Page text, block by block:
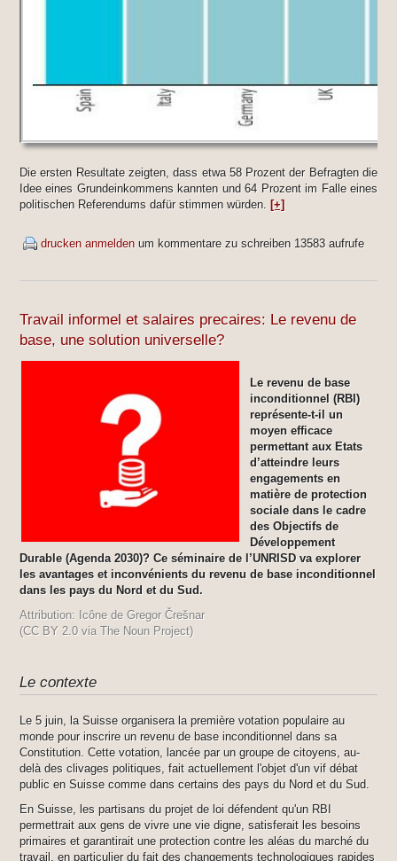
Die ersten Resultate zeigten, dass etwa 58 Prozent der Befragten die
Idee eines Grundeinkommens kannten und 64 Prozent im Falle eines
politischen Referendums dafür stimmen würden.
[+]
drucken anmeldenum kommentare zu schreiben 13583 aufrufe
Travail informel et salaires precaires: Le revenu de
base, une solution universelle?
Le revenu de base
inconditionnel (RBI)
représente-t-il un
moyen efficace
permettant aux Etats
d’atteindre leurs
engagements en
matière de protection
sociale dans le cadre
des Objectifs de
Développement
Durable (Agenda 2030)? Ce séminaire de l’UNRISD va explorer
les avantages et inconvénients du revenu de base inconditionnel
dans les pays du Nord et du Sud.
Attribution: Icône de Gregor Črešnar
(CC BY 2.0 via The Noun Project)
Le contexte
Le 5 juin, la Suisse organisera la première votation populaire au
monde pour inscrire un revenu de base inconditionnel dans sa
Constitution. Cette votation, lancée par un groupe de citoyens, au-
delà des clivages politiques, fait actuellement l'objet d'un vif débat
public en Suisse comme dans certains des pays du Nord et du Sud.
En Suisse, les partisans du projet de loi défendent qu'un RBI
permettrait aux gens de vivre une vie digne, satisferait les besoins
primaires et garantirait une protection contre les aléas du marché du
travail, en particulier du fait des changements technologiques rapides